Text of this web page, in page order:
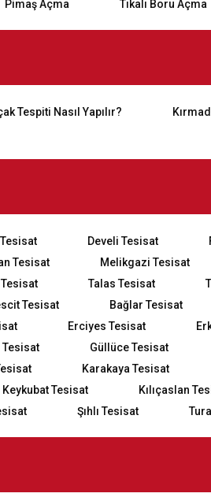
Pimaş Açma Tıkalı Boru Açma
Tespiti Nasıl Yapılır?
Develi Tesisat
Tesisat Melikgazi Tesisat
Talas Tesisat
Tesisat Bağlar Tesisat
Erciyes Tesisat
Güllüce Tesisat
Karakaya Tesisat
Keykubat Tesisat Kılıçaslan
Şıhlı Tesisat